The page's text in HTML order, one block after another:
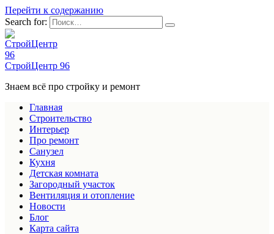
Перейти к содержанию
Search for:
СтройЦентр 96
Знаем всё про стройку и ремонт
Главная
Строительство
Интерьер
Про ремонт
Санузел
Кухня
Детская комната
Загородный участок
Вентиляция и отопление
Новости
Блог
Карта сайта